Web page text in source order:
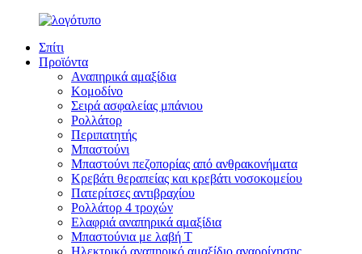
Σπίτι
Προϊόντα
Αναπηρικά αμαξίδια
Κομοδίνο
Σειρά ασφαλείας μπάνιου
Ρολλάτορ
Περιπατητής
Μπαστούνι
Μπαστούνι πεζοπορίας από ανθρακονήματα
Κρεβάτι θεραπείας και κρεβάτι νοσοκομείου
Πατερίτσες αντιβραχίου
Ρολλάτορ 4 τροχών
Ελαφριά αναπηρικά αμαξίδια
Μπαστούνια με λαβή T
Ηλεκτρικό αναπηρικό αμαξίδιο αναρρίχησης